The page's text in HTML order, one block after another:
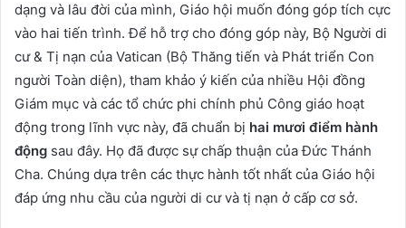
dạng và lâu đời của mình, Giáo hội muốn đóng góp tích cực
vào hai tiến trình. Để hỗ trợ cho đóng góp này, Bộ Người di
cư & Tị nạn của Vatican (Bộ Thăng tiến và Phát triển Con
người Toàn diện), tham khảo ý kiến của nhiều Hội đồng
Giám mục và các tổ chức phi chính phủ Công giáo hoạt
động trong lĩnh vực này, đã chuẩn bị hai mươi điểm hành
động sau đây. Họ đã được sự chấp thuận của Đức Thánh
Cha. Chúng dựa trên các thực hành tốt nhất của Giáo hội
đáp ứng nhu cầu của người di cư và tị nạn ở cấp cơ sở.